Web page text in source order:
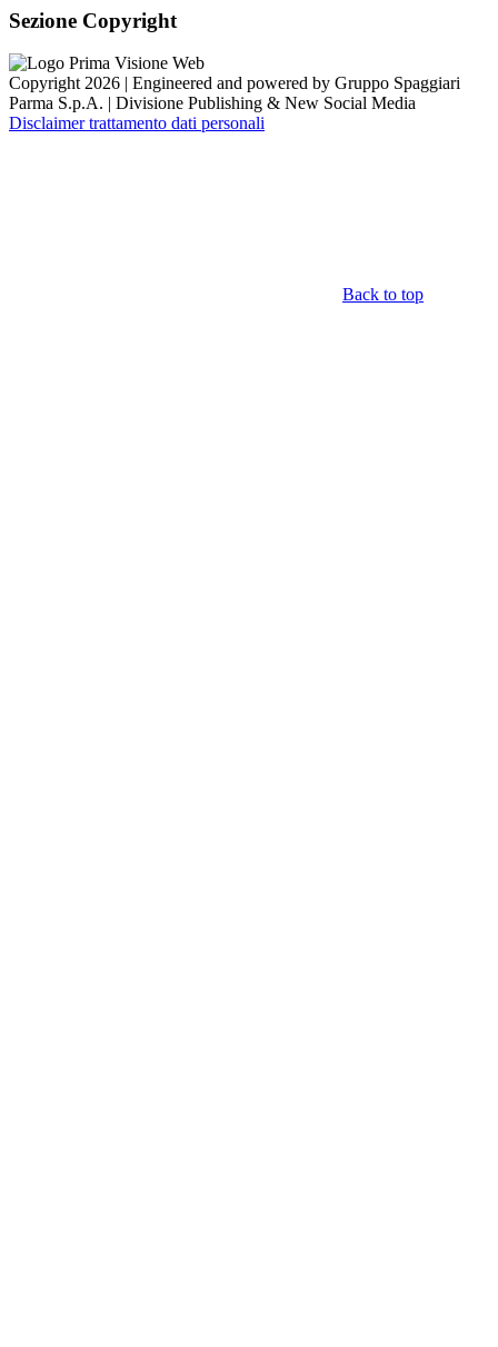
Sezione Copyright
Copyright 2026 | Engineered and powered by Gruppo Spaggiari
Parma S.p.A. | Divisione Publishing & New Social Media
Disclaimer trattamento dati personali
Back to top